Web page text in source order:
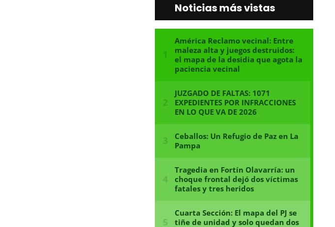
Noticias más vistas